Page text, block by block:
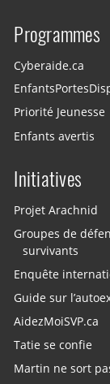
Programmes
Cyberaide.ca
Priorité Jeunesse
Enfants avertis
Initiatives
Projet Arachnid
Groupes de
survivants
Enquête
Guide sur
AidezMoiSVP.ca
Tatie se confie
Martin ne sort